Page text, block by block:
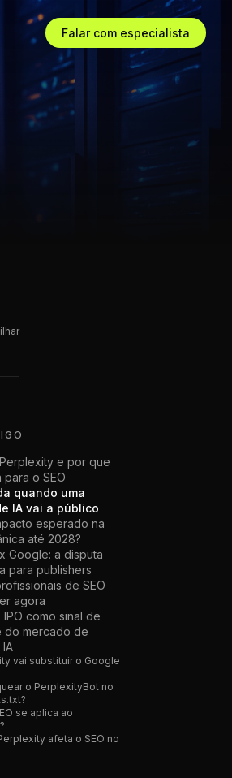
Falar com especialista
e por que
o SEO
quando uma
IA vai a público
esperado na
até 2028?
Google: a disputa
para publishers
de SEO
agora
IPO como sinal de
do mercado de
vai substituir o Google
o PerplexityBot no
se aplica ao
afeta o SEO no